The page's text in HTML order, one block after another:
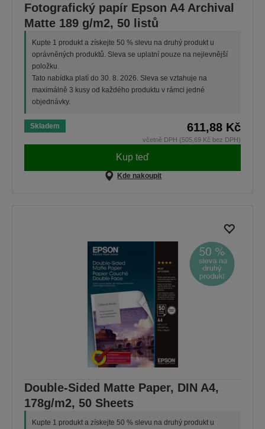
Fotografický papír Epson A4 Archival
Matte 189 g/m2, 50 listů
Kupte 1 produkt a získejte 50 % slevu na druhý produkt u
oprávněných produktů. Sleva se uplatní pouze na nejlevnější
položku.
Tato nabídka platí do 30. 8. 2026. Sleva se vztahuje na
maximálně 3 kusy od každého produktu v rámci jedné
objednávky.
Skladem 611,88 Kč
včetně DPH (505,69 Kč bez DPH)
Kup teď
Kde nakoupit
Double-Sided Matte Paper, DIN A4,
178g/m2, 50 Sheets
Kupte 1 produkt a získejte 50 % slevu na druhý produkt u